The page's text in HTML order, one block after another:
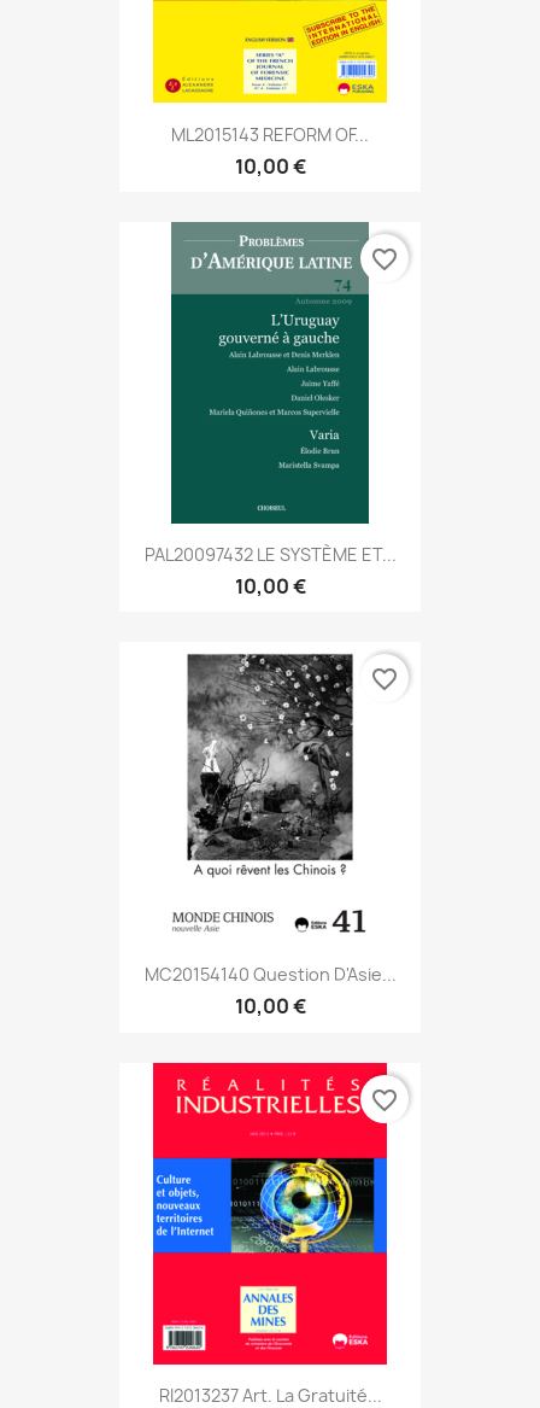
ML2015143 REFORM OF...
10,00 €
PAL20097432 LE SYSTÈME ET...
10,00 €
favorite_border
MC20154140 Question D'Asie...
10,00 €
favorite_border
RI2013237 Art. La Gratuité...
favorite_border